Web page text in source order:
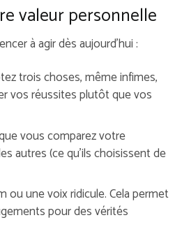
valeur personnelle
à agir dès aujourd’hui :
trois choses, même infimes,
vos réussites plutôt que vos
vous comparez votre
autres (ce qu’ils choisissent de
ou une voix ridicule. Cela permet
pour des vérités